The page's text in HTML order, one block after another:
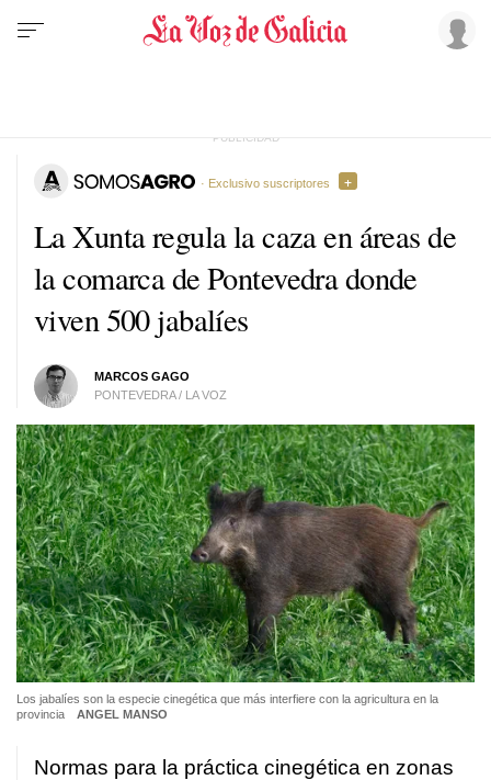
La Xunta regula la caza en áreas de
la comarca de Pontevedra donde
viven 500 jabalíes
MARCOS GAGO
PONTEVEDRA / LA VOZ
· Exclusivo suscriptores
Los jabalíes son la especie cinegética que más interfiere con la agricultura en la
provincia
ANGEL MANSO
Normas para la práctica cinegética en zonas